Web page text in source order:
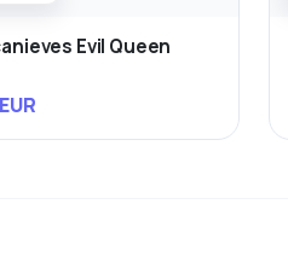
Evil Queen